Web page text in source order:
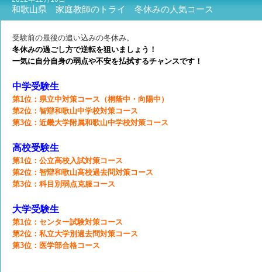
和歌山県 家庭教師のトライ 冬休みの人気コース
受験前の最後の追い込みの冬休み。
冬休みの過ごし方で逆転を狙いましょう！
一気に自分自身の弱点や不安を払拭するチャンスです！
中学受験生
第1位：県立中対策コース（桐蔭中・向陽中）
第2位：智辯和歌山中学校対策コース
第3位：近畿大学附属和歌山中学校対策コース
高校受験生
第1位：公立高校入試対策コース
第2位：智辯和歌山高校過去問対策コース
第3位：科目別弱点克服コース
大学受験生
第1位：センター試験対策コース
第2位：私立大学別過去問対策コース
第3位：医学部合格コース